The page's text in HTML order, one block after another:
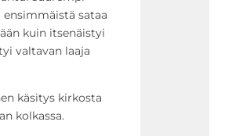
sataa
kuin itsenäistyi
valtavan laaja
käsitys kirkosta
kolkassa.